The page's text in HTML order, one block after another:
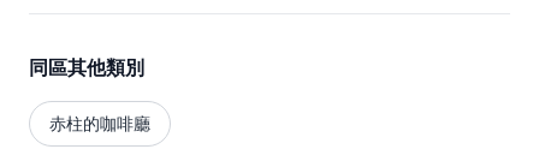
同區其他類別
赤柱的咖啡廳